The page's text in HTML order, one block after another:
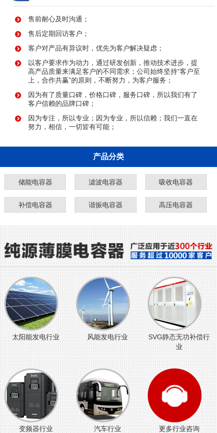
售前耐心及时沟通；
售后定期回访客户；
客户对产品有异议时，优先为客户解决疑虑；
以客户要求作为动力，通过研发创新，推动技术进步，提
高产品质量来满足客户的不同需求；公司始终坚持“客户至
上，合作共赢”的原则，不断努力，为客户服务；
因为有了质量口碑，价格口碑，服务口碑，所以我们有了
客户信赖的品牌口碑；
因为专注，所以专业；因为专业，所以信赖；我们一直在
努力，相信，一切皆有可能；
产品分类
储能电容器 滤波电容器 吸收电容器
补偿电容器 谐振电容器 高压电容器
太阳能发电行业 风能发电行业
SVG静态无功补偿行
业
变频器行业 汽车行业 更多行业咨询